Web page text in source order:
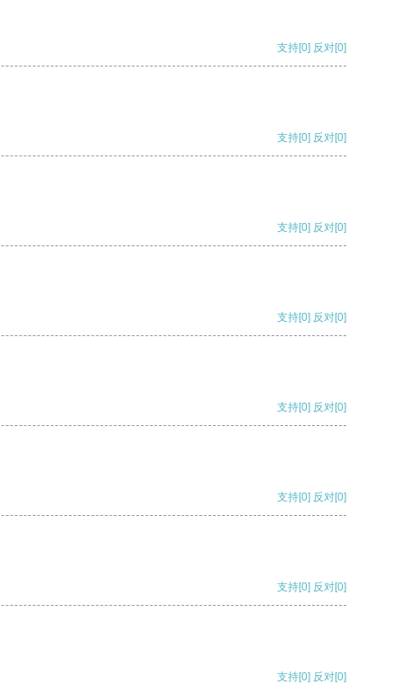
支持[0] 反对[0]
支持[0] 反对[0]
支持[0] 反对[0]
支持[0] 反对[0]
支持[0] 反对[0]
支持[0] 反对[0]
支持[0] 反对[0]
支持[0] 反对[0]